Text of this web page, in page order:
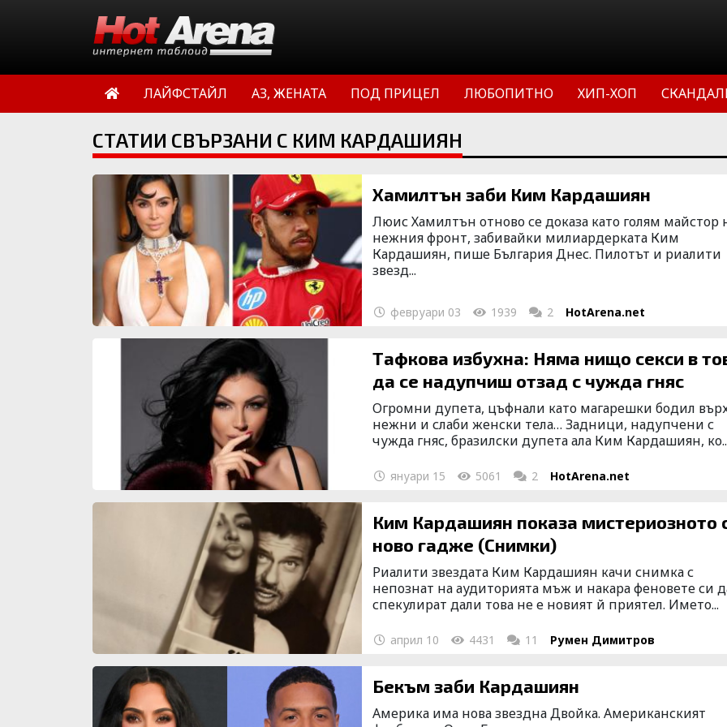
ЛАЙФСТАЙЛ АЗ, ЖЕНАТА ПОД ПРИЦЕЛ ЛЮБОПИТНО ХИП-ХОП
СТАТИИ СВЪРЗАНИ С КИМ КАРДАШИЯН
Хамилтън заби Ким Кардашиян
Люис Хамилтън отново се доказа като голям майстор
нежния фронт, забивайки милиардерката Ким
Кардашиян, пише България Днес. Пилотът и риалити
звезд...
февруари 03 1939 2 HotArena.net
Тафкова избухна: Няма нищо секси в
да се надупчиш отзад с чужда гняс
Огромни дупета, цъфнали като магарешки бодил
нежни и слаби женски тела… Задници, надупчени с
чужда гняс, бразилски дупета ала Ким Кардашиян,
януари 15 5061 2 HotArena.net
Ким Кардашиян показа мистериозното
ново гадже (Снимки)
Риалити звездата Ким Кардашиян качи снимка с
непознат на аудиторията мъж и накара феновете си
спекулират дали това не е новият й приятел. Името...
април 10 4431 11 Румен Димитров
Бекъм заби Кардашиян
Америка има нова звездна Двойка. Американският